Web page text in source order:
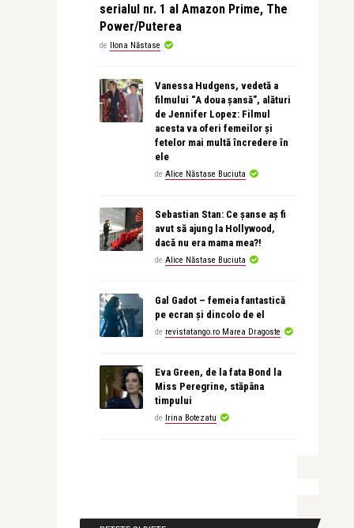
serialul nr. 1 al Amazon Prime, The
Power/Puterea
de Ilona Năstase
Vanessa Hudgens, vedetă a
filmului “A doua șansă”, alături
de Jennifer Lopez: Filmul
acesta va oferi femeilor și
fetelor mai multă încredere în
ele
de Alice Năstase Buciuta
Sebastian Stan: Ce șanse aș fi
avut să ajung la Hollywood,
dacă nu era mama mea?!
de Alice Năstase Buciuta
Gal Gadot – femeia fantastică
pe ecran și dincolo de el
de revistatango.ro Marea Dragoste
Eva Green, de la fata Bond la
Miss Peregrine, stăpâna
timpului
de Irina Botezatu